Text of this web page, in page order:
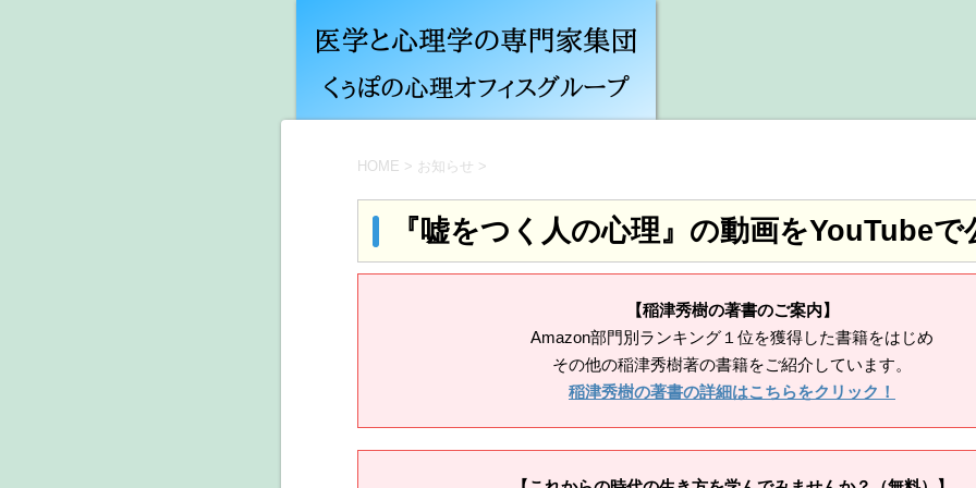
HOME > お知らせ >
『嘘をつく人の心理』の動画をYouTubeで
【稲津秀樹の著書のご案内】
Amazon部門別ランキング１位を獲得した書籍をはじめ
その他の稲津秀樹著の書籍をご紹介しています。
稲津秀樹の著書の詳細はこちらをクリック！